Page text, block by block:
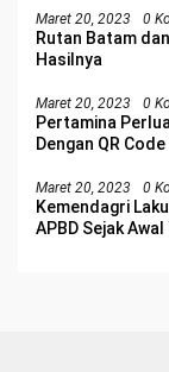
Maret 20, 2023 0
Rutan Batam
Hasilnya
Maret 20, 2023 0
Pertamina
Dengan QR
Maret 20, 2023 0
Kemendagri
APBD Sejak Awal